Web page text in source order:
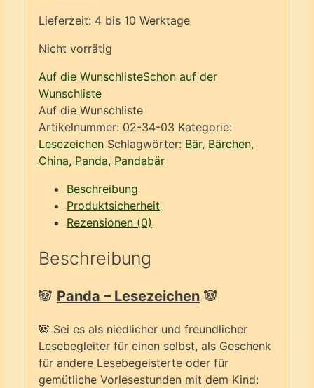
Lieferzeit: 4 bis 10 Werktage
Nicht vorrätig
Auf die WunschlisteSchon auf der
Wunschliste
Auf die Wunschliste
Artikelnummer: 02-34-03 Kategorie:
Lesezeichen Schlagwörter: Bär, Bärchen,
China, Panda, Pandabär
Beschreibung
Produktsicherheit
Rezensionen (0)
Beschreibung
🐼 Panda – Lesezeichen 🐼
🐼 Sei es als niedlicher und freundlicher
Lesebegleiter für einen selbst, als Geschenk
für andere Lesebegeisterte oder für
gemütliche Vorlesestunden mit dem Kind: